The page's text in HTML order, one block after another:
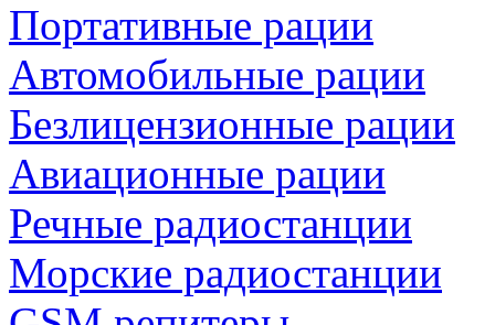
Портативные рации
Автомобильные рации
Безлицензионные рации
Авиационные рации
Речные радиостанции
Морские радиостанции